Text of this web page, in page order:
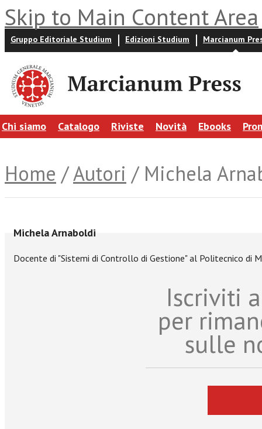
Skip to Main Content Area
Gruppo Editoriale Studium Edizioni Studium Marcianum
Chi siamo Catalogo Riviste Novità Ebooks
Home /Autori / Michela
Michela Arnaboldi
Docente di "Sistemi di Controllo di Gestione" al Politecnico di
Iscriviti
per
sulle